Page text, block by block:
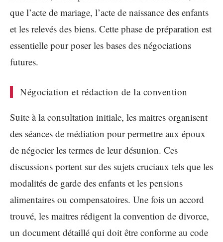
que l’acte de mariage, l’acte de naissance des enfants
et les relevés des biens. Cette phase de préparation est
essentielle pour poser les bases des négociations
futures.
Négociation et rédaction de la convention
Suite à la consultation initiale, les maitres organisent
des séances de médiation pour permettre aux époux
de négocier les termes de leur désunion. Ces
discussions portent sur des sujets cruciaux tels que les
modalités de garde des enfants et les pensions
alimentaires ou compensatoires. Une fois un accord
trouvé, les maitres rédigent la convention de divorce,
un document détaillé qui doit être conforme au code